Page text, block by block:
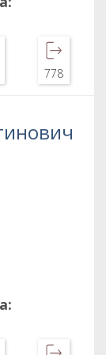
778